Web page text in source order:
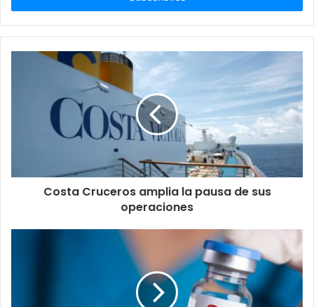
Costa Cruceros amplia la pausa de sus
operaciones